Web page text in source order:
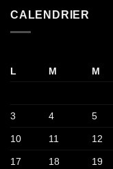
CALENDRIER
L M M
3 4 5
10 11 12
17 18 19